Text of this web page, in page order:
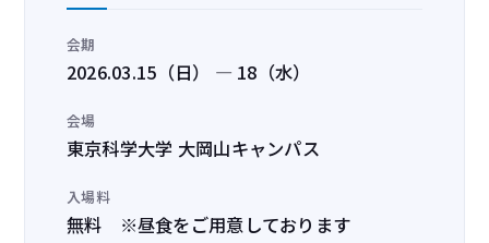
会期
2026.03.15（日） — 18（水）
会場
東京科学大学 大岡山キャンパス
入場料
無料 ※昼食をご用意しております